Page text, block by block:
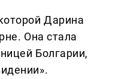
Дарина
Она стала
Болгарии,